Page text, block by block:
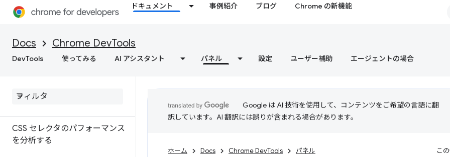
ドキュメント 事例紹介 ブログ Chrome の新機能
Docs Chrome DevTools
DevTools 使ってみる AI アシスタント パネル 設定 ユーザー補助 エージェントの場合
分析する
果にアノテーションを付け、共
有する
タイムライン イベントのリフ
CSS セレクタのパフォーマンス
を分析する
Google は AI 技術を使用して、コンテンツをご希望の言語に翻
訳しています。AI 翻訳には誤りが含まれる場合があります。
ホーム Docs Chrome DevTools パネル こ